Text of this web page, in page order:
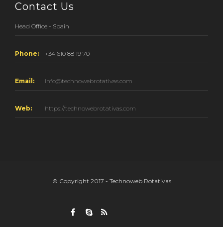
Contact Us
Head Office - Spain
Phone: +34 610 88 19 70
Email: info@technowebrotativas.com
Web: https://technowebrotativas.com
© Copyright 2017 - Technoweb Rotativas